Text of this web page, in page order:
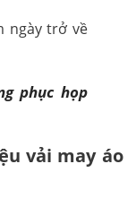
phục họp
vải may áo